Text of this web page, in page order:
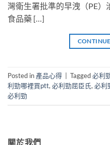
灣衛生署批準的早洩（PE
食品藥 […]
Posted in 產品心得 Tagged必利
利勁哪裡買ptt, 必利勁屈臣氏, 必利
必利勁
關於我們